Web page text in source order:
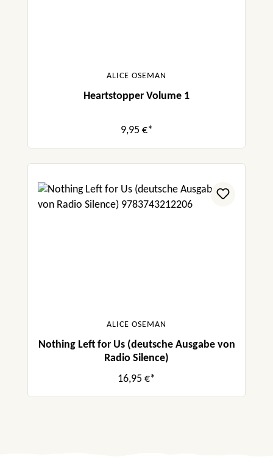
ALICE OSEMAN
Heartstopper Volume 1
9,95 €*
ALICE OSEMAN
Nothing Left for Us (deutsche Ausgabe von
Radio Silence)
16,95 €*